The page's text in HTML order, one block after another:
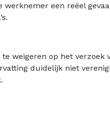
werknemer een reëel
weigeren op het verzoek
duidelijk niet